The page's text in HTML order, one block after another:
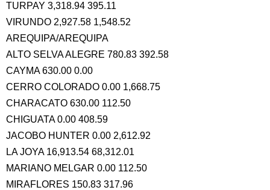
TURPAY 3,318.94 395.11
VIRUNDO 2,927.58 1,548.52
AREQUIPA/AREQUIPA
ALTO SELVA ALEGRE 780.83 392.58
CAYMA 630.00 0.00
CERRO COLORADO 0.00 1,668.75
CHARACATO 630.00 112.50
CHIGUATA 0.00 408.59
JACOBO HUNTER 0.00 2,612.92
LA JOYA 16,913.54 68,312.01
MARIANO MELGAR 0.00 112.50
MIRAFLORES 150.83 317.96